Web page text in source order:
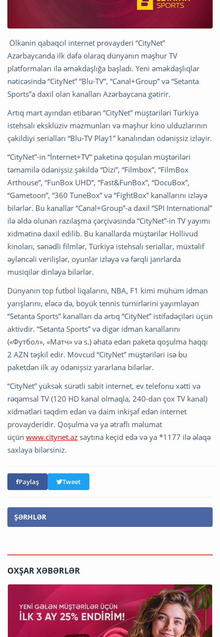
Ölkənin qabaqcıl internet provayderi “CityNet”
Azərbaycanda ilk dəfə olaraq dünyanın məşhur TV
platformaları ilə əməkdaşlığa başladı. Yeni əməkdaşlıqlar
nəticəsində “CityNet” “Blu-TV”, “Canal+Group” və “Setanta
Sports”a daxil olan kanalları Azərbaycana gətirir.
Artıq mart ayından etibarən “CityNet” müştəriləri Türkiyə
istehsalı eksklüziv məzmunları və məşhur kino ulduzlarının
çəkildiyi serialları “Blu-TV Play1” kanalından ödənişsiz izləyir.
“CityNet”-in “İnternet+TV” paketinə qoşulan müştəriləri
təmamilə ödənişsiz şəkildə “Dizi”, “Filmbox”, “FilmBox
Arthouse”, “FunBox UHD”, “Fast&FunBox”, “DocuBox”,
“Gametoon”, “360 TuneBox” və “FightBox” kanallarını izləyə
bilərlər. Bu kanallar “Canal+Group”-a daxil “SPI International”
ilə əldə olunan razılaşma çərçivəsində “CityNet”-in TV yayımı
xidmətinə daxil edilib. Bu kanallarda müştərilər Hollivud
kinoları, sənədli filmlər, Türkiyə istehsalı seriallar, müxtəlif
əyləncəli verilişlər, oyunlar izləyə və fərqli janrlarda
musiqilər dinləyə bilərlər.
Dünyanın top futbol liqalarını, NBA, F1 kimi mühüm idman
yarışlarını, eləcə də, böyük tennis turnirlərini yayımlayan
“Setanta Sports” kanalları da artıq “CityNet” istifadəçiləri üçün
aktivdir. “Setanta Sports” və digər idman kanallarını
(«Футбол», «Матч» və s.) əhatə edən paketə qoşulma haqqı
2 AZN təşkil edir. Mövcud “CityNet” müştəriləri isə bu
paketdən ilk ay ödənişsiz yararlana bilərlər.
“CityNet” yüksək sürətli sabit internet, ev telefonu xətti və
rəqəmsal TV (120 HD kanal olmaqla, 240-dan çox TV kanal)
xidmətləri təqdim edən və daim inkişaf edən internet
provayderidir. Qoşulma və ya ətraflı məlumat
üçün www.citynet.az saytına keçid edə və ya *1177 ilə əlaqə
saxlaya bilərsiniz.
Paylaş Tweet
ŞƏRHLƏR
OXŞAR XƏBƏRLƏR